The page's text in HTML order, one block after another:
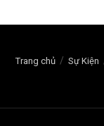
Trang chủ Sự Kiện